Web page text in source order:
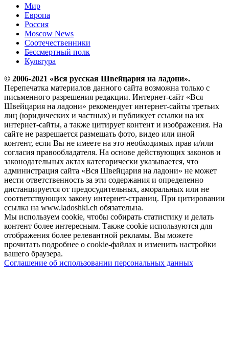
Мир
Европа
Россия
Moscow News
Соотечественники
Бессмертный полк
Культура
© 2006-2021 «Вся русская Швейцария на ладони».
Перепечатка материалов данного сайта возможна только с
письменного разрешения редакции. Интернет-сайт «Вся
Швейцария на ладони» рекомендует интернет-сайты третьих
лиц (юридических и частных) и публикует ссылки на их
интернет-сайты, а также цитирует контент и изображения. На
сайте не разрешается размещать фото, видео или иной
контент, если Вы не имеете на это необходимых прав и/или
согласия правообладателя. На основе действующих законов и
законодательных актах категорически указывается, что
администрация сайта «Вся Швейцария на ладони» не может
нести ответственность за эти содержания и определенно
дистанцируется от предосудительных, аморальных или не
соответствующих закону интернет-страниц. При цитировании
ссылка на www.ladoshki.ch обязательна.
Мы используем cookie, чтобы собирать статистику и делать
контент более интересным. Также cookie используются для
отображения более релевантной рекламы. Вы можете
прочитать подробнее о cookie-файлах и изменить настройки
вашего браузера.
Соглашение об использовании персональных данных